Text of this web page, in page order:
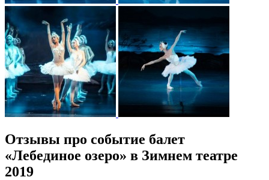
Отзывы про событие балет
«Лебединое озеро» в Зимнем театре
2019